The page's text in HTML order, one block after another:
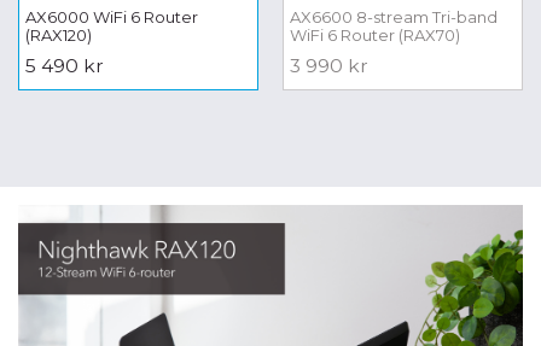
VISA MINDRE
AX6000 WiFi 6 Router
(RAX120)
5 490 kr
AX6600 8-stream Tri-band
WiFi 6 Router (RAX70)
3 990 kr